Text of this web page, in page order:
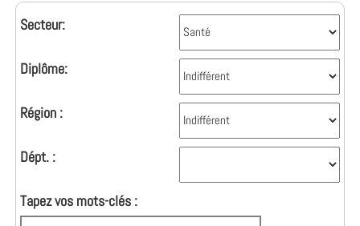
Secteur:
Diplôme:
Région :
Dépt. :
Tapez vos mots-clés :